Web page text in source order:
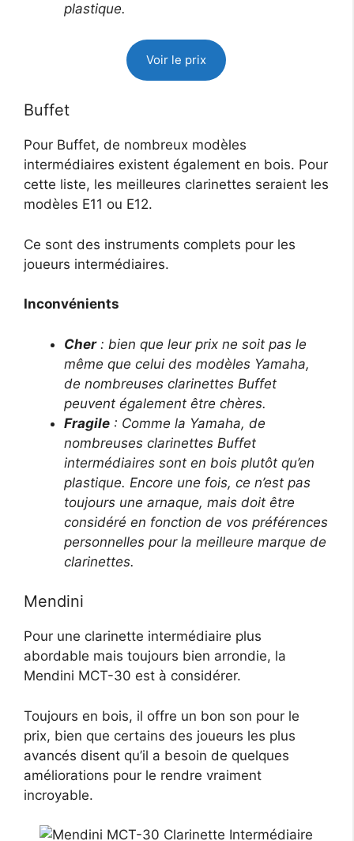
plastique.
Voir le prix
Buffet
Pour Buffet, de nombreux modèles
intermédiaires existent également en bois. Pour
cette liste, les meilleures clarinettes seraient les
modèles E11 ou E12.
Ce sont des instruments complets pour les
joueurs intermédiaires.
Inconvénients
Cher: bien que leur prix ne soit pas le
même que celui des modèles Yamaha,
de nombreuses clarinettes Buffet
peuvent également être chères.
Fragile : Comme la Yamaha, de
nombreuses clarinettes Buffet
intermédiaires sont en bois plutôt qu’en
plastique. Encore une fois, ce n’est pas
toujours une arnaque, mais doit être
considéré en fonction de vos préférences
personnelles pour la meilleure marque de
clarinettes.
Mendini
Pour une clarinette intermédiaire plus
abordable mais toujours bien arrondie, la
Mendini MCT-30 est à considérer.
Toujours en bois, il offre un bon son pour le
prix, bien que certains des joueurs les plus
avancés disent qu’il a besoin de quelques
améliorations pour le rendre vraiment
incroyable.